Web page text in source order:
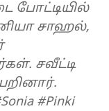
போட்டியில்
சாஹல்,
சவீட்டி
#Pinki